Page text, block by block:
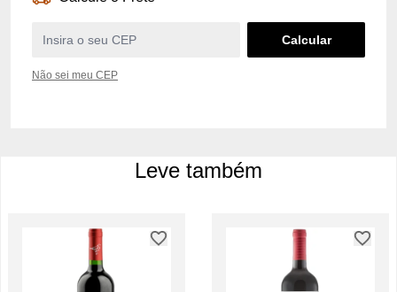
Não sei meu CEP
Leve também